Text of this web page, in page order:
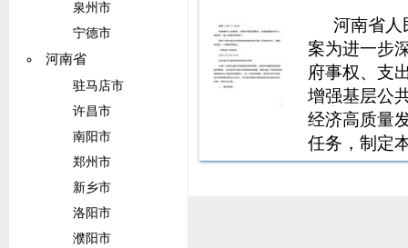
泉州市
宁德市
河南省
驻马店市
许昌市
南阳市
郑州市
新乡市
洛阳市
濮阳市
河南省人
案为进一步
府事权、支
增强基层公
经济高质量
任务，制定
到县（市）